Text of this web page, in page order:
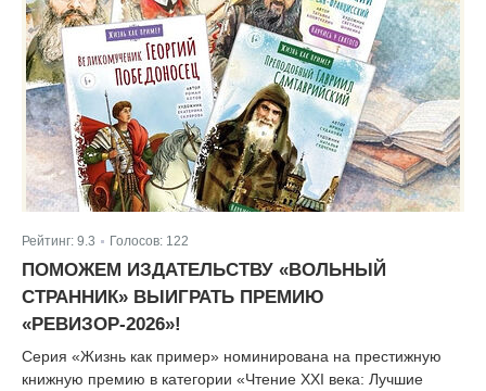
Рейтинг: 9.3 Голосов: 122
ПОМОЖЕМ ИЗДАТЕЛЬСТВУ «ВОЛЬНЫЙ
СТРАННИК» ВЫИГРАТЬ ПРЕМИЮ
«РЕВИЗОР-2026»!
Серия «Жизнь как пример» номинирована на престижную
книжную премию в категории «Чтение XXI века: Лучшие